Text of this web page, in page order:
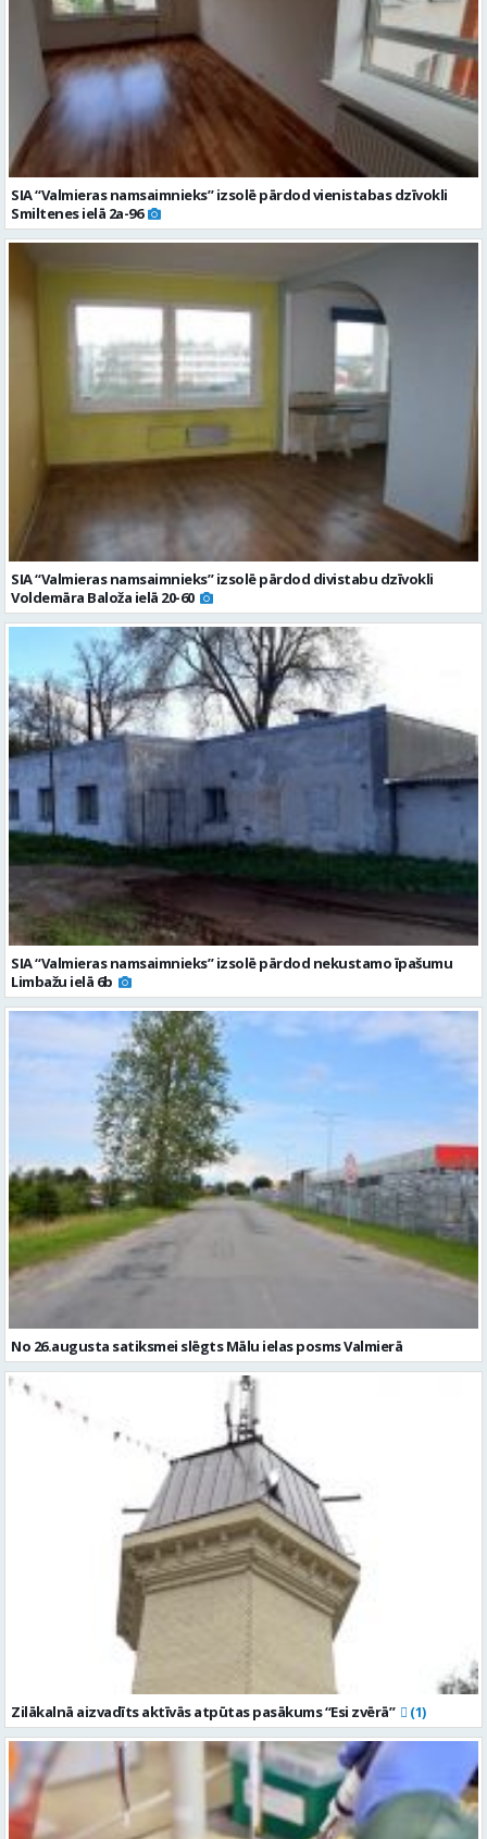
SIA “Valmieras namsaimnieks” izsolē pārdod vienistabas dzīvokli
Smiltenes ielā 2a-96
SIA “Valmieras namsaimnieks” izsolē pārdod divistabu dzīvokli
Voldemāra Baloža ielā 20-60
SIA “Valmieras namsaimnieks” izsolē pārdod nekustamo īpašumu
Limbažu ielā 6b
No 26.augusta satiksmei slēgts Mālu ielas posms Valmierā
Zilākalnā aizvadīts aktīvās atpūtas pasākums “Esi zvērā” (1)